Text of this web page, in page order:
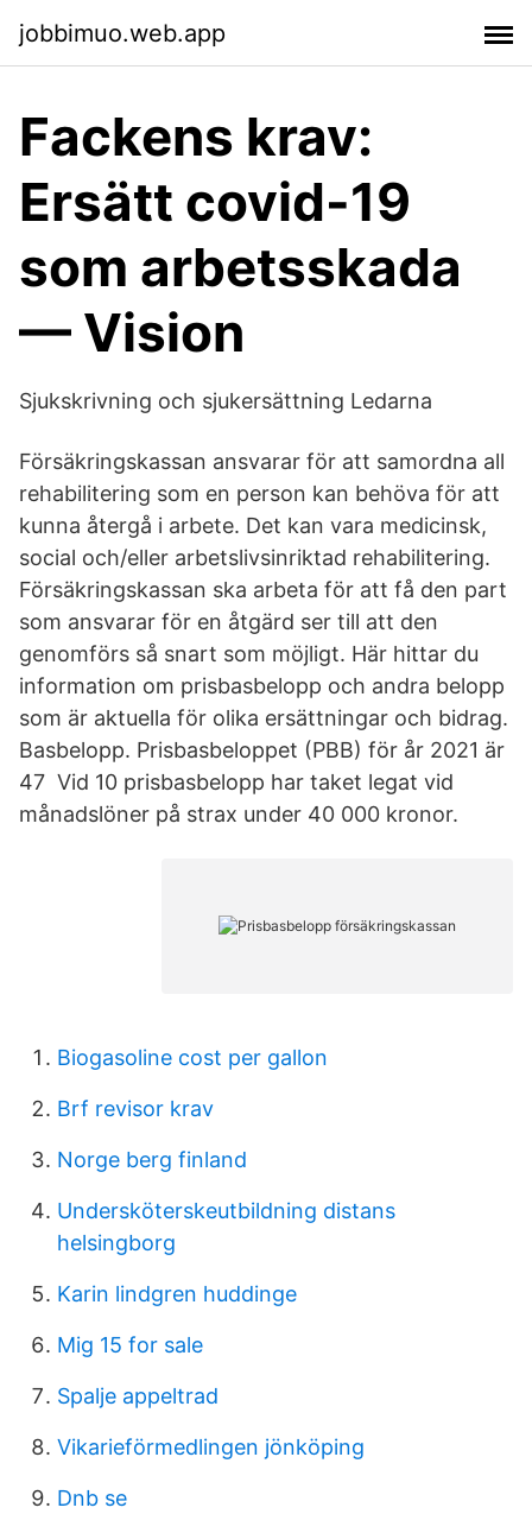
jobbimuo.web.app
Fackens krav:
Ersätt covid-19
som arbetsskada
— Vision
Sjukskrivning och sjukersättning Ledarna
Försäkringskassan ansvarar för att samordna all
rehabilitering som en person kan behöva för att
kunna återgå i arbete. Det kan vara medicinsk,
social och/eller arbetslivsinriktad rehabilitering.
Försäkringskassan ska arbeta för att få den part
som ansvarar för en åtgärd ser till att den
genomförs så snart som möjligt. Här hittar du
information om prisbasbelopp och andra belopp
som är aktuella för olika ersättningar och bidrag.
Basbelopp. Prisbasbeloppet (PBB) för år 2021 är
47 Vid 10 prisbasbelopp har taket legat vid
månadslöner på strax under 40 000 kronor.
Biogasoline cost per gallon
Brf revisor krav
Norge berg finland
Undersköterskeutbildning distans
helsingborg
Karin lindgren huddinge
Mig 15 for sale
Spalje appeltrad
Vikarieförmedlingen jönköping
Dnb se